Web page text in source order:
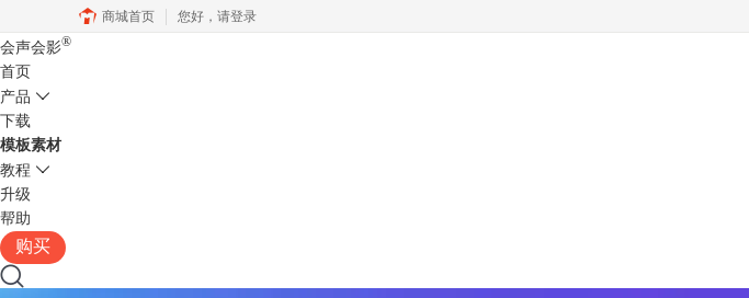
商城首页 您好， 请登录
会声会影®
首页
产品
下载
模板素材
教程
升级
帮助
购买